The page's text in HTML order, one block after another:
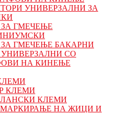
УНИВЕРЗАЛНИ ЗА
ГМЕЧЕЊЕ
ГМЕЧЕЊЕ БАКАРНИ
СО
НА КИНЕЊЕ
КЛЕМИ
КЛЕМИ
НА ЖИЦИ И